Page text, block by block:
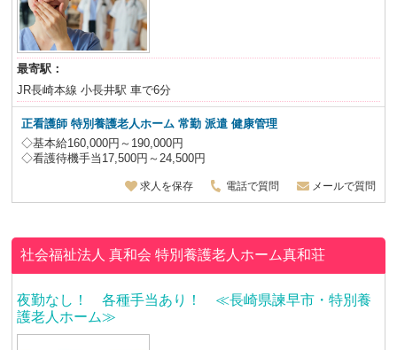
最寄駅：
JR長崎本線 小長井駅 車で6分
正看護師 特別養護老人ホーム 常勤 派遣 健康管理
◇基本給160,000円～190,000円
◇看護待機手当17,500円～24,500円
求人を保存 電話で質問 メールで質問
社会福祉法人 真和会特別養護老人ホーム真和荘
夜勤なし！ 各種手当あり！ ≪長崎県諫早市・特別養
護老人ホーム≫